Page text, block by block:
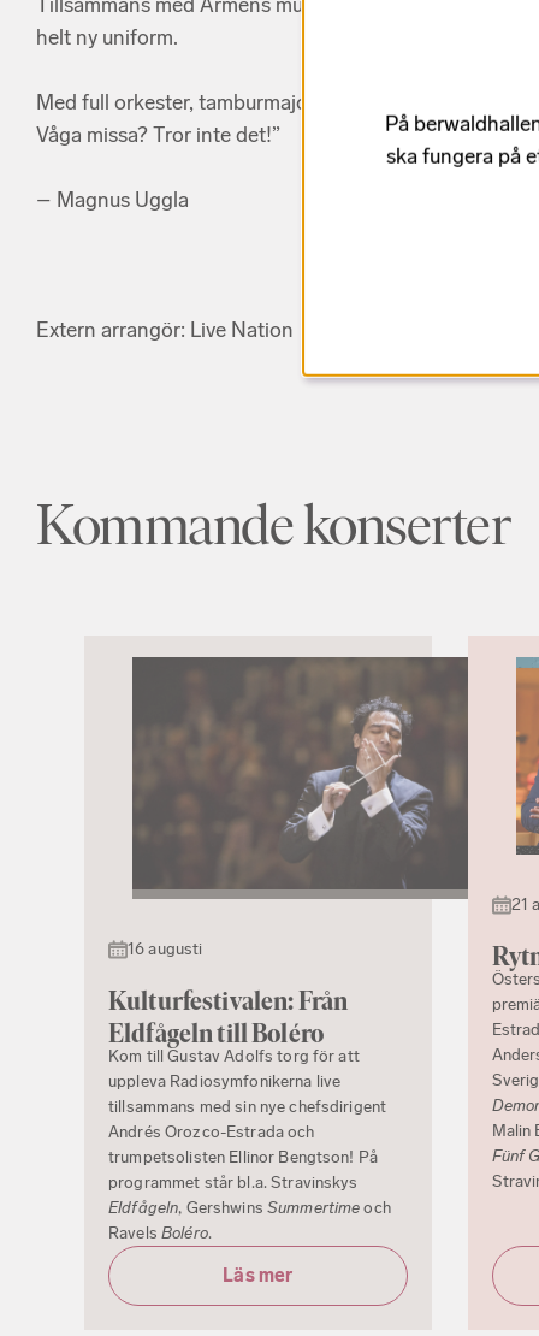
helt ny uniform.
Med full orkester, tamburmajor och rejält med pompa
Våga missa? Tror inte det!”
– Magnus Uggla
Extern arrangör: Live Nation
Kommande konserter
16 augusti
Kulturfestivalen: Från
Eldfågeln till Boléro
Kom till Gustav Adolfs torg för att
uppleva Radiosymfonikerna live
tillsammans med sin nye chefsdirigent
Andrés Orozco-Estrada och
trumpetsolisten Ellinor Bengtson! På
programmet står bl.a. Stravinskys
Eldfågeln, Gershwins Summertimeoch
Ravels Boléro.
Läs mer
21
Malin
Fünf
På
ska fungera på